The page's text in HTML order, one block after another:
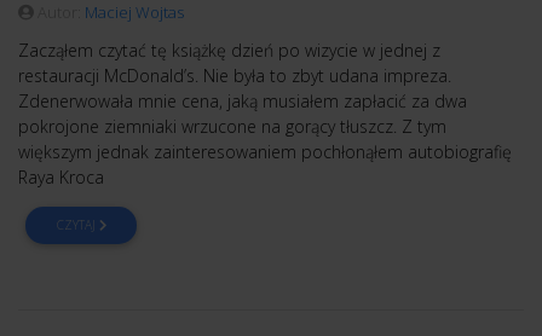
Maciej Wojtas
Zacząłem czytać tę książkę dzień po wizycie w jednej z
restauracji McDonald’s. Nie była to zbyt udana impreza.
Zdenerwowała mnie cena, jaką musiałem zapłacić za dwa
pokrojone ziemniaki wrzucone na gorący tłuszcz. Z tym
większym jednak zainteresowaniem pochłonąłem autobiografię
Raya Kroca
CZYTAJ